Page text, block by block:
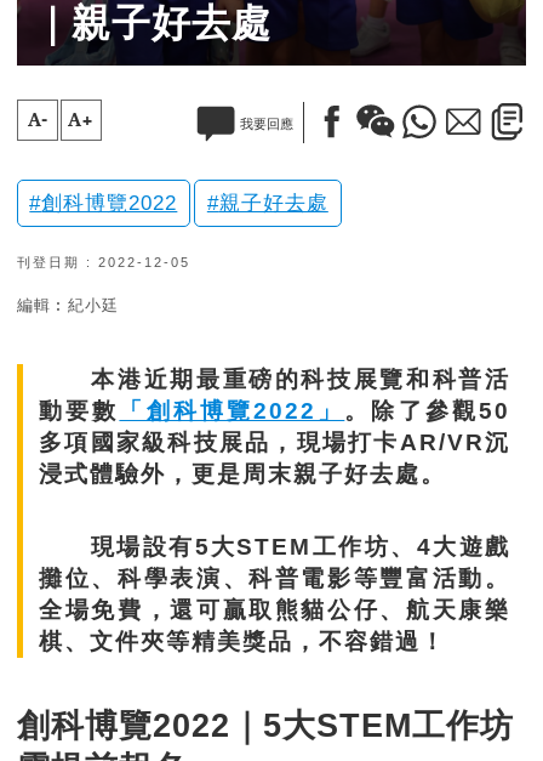
｜親子好去處
A- A+ 我要回應
創科博覽2022 親子好去處
刊登日期 : 2022-12-05
編輯︰紀小廷
本港近期最重磅的科技展覽和科普活
動要數
「創科博覽2022」 。除了參觀50
多項國家級科技展品，現場打卡AR/VR沉
浸式體驗外，更是周末親子好去處。
現場設有5大STEM工作坊、4大遊戲
攤位、科學表演、科普電影等豐富活動。
全場免費，還可贏取熊貓公仔、航天康樂
棋​、文件夾等精美獎品，不容錯過！
創科博覽2022｜5大STEM工作坊